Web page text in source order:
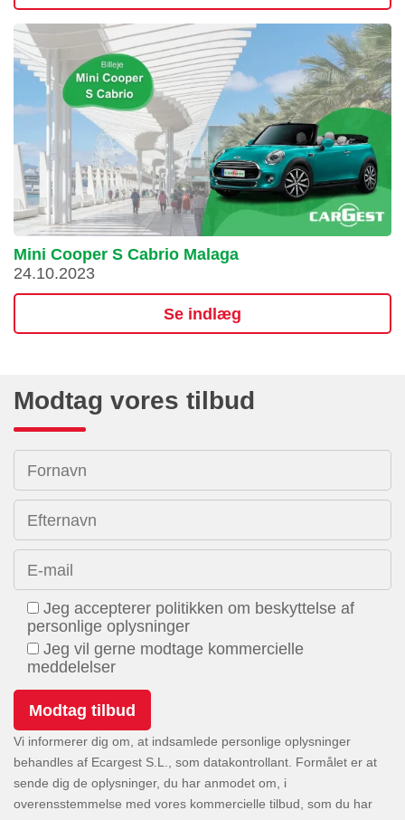
Mini Cooper S Cabrio Malaga
24.10.2023
Se indlæg
Modtag vores tilbud
Fornavn
Efternavn
E-mail
Jeg accepterer politikken om beskyttelse af
personlige oplysninger
Jeg vil gerne modtage kommercielle
meddelelser
Vi informerer dig om, at indsamlede personlige oplysninger
behandles af Ecargest S.L., som datakontrollant. Formålet er at
sende dig de oplysninger, du har anmodet om, i
overensstemmelse med vores kommercielle tilbud, som du har